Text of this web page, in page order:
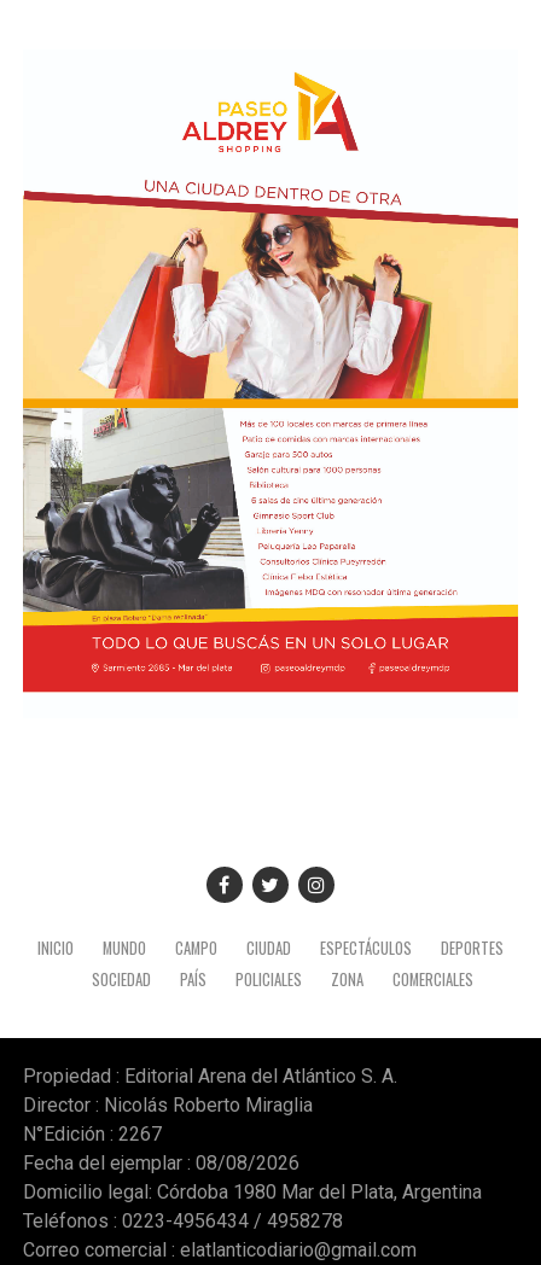
INICIO MUNDO CAMPO CIUDAD ESPECTÁCULOS
DEPORTES
SOCIEDAD
PAÍS POLICIALES ZONA COMERCIALES
Propiedad : Editorial Arena del Atlántico S. A.
Director : Nicolás Roberto Miraglia
N°Edición : 2267
Fecha del ejemplar : 08/08/2026
Domicilio legal: Córdoba 1980 Mar del Plata, Argentina
Teléfonos : 0223-4956434 / 4958278
Correo comercial : elatlanticodiario@gmail.com